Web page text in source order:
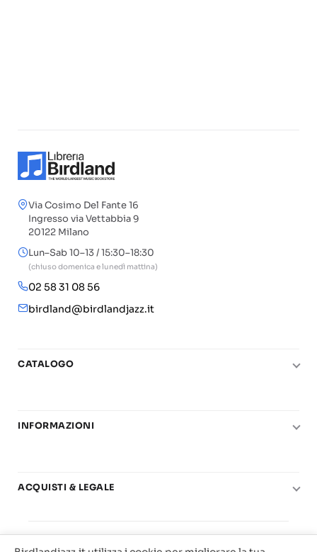
Via Cosimo Del Fante 16
Ingresso via Vettabbia 9
20122 Milano
Lun–Sab 10–13 / 15:30–18:30
(chiuso domenica e lunedì mattina)
02 58 31 08 56
birdland@birdlandjazz.it
CATALOGO
Chitarra
Basi play-along
INFORMAZIONI
Carta del Docente
ACQUISTI & LEGALE